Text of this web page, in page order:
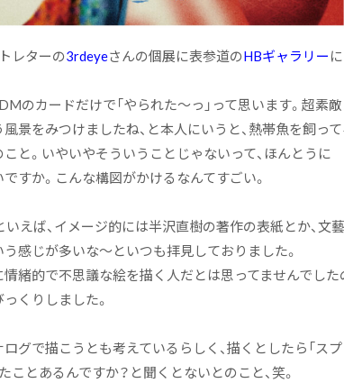
レターの3rdeyeさんの個展に表参道のHBギャラリー
のカードだけで「やられた〜っ」って思います。超素敵
景をみつけましたね、と本人にいうと、熱帯魚を飼っ
と。いやいやそういうことじゃないって、ほんとう
すか。こんな構図がかけるなんてすごい。
えば、イメージ的には半沢直樹の著作の表紙とか、文
感じが多いな〜といつも拝見しておりました。
情緒的で不思議な絵を描く人だとは思ってませんでした
くりしました。
グで描こうとも考えているらしく、描くとしたら「ス
ことあるんですか？と聞くとないとのこと、笑。